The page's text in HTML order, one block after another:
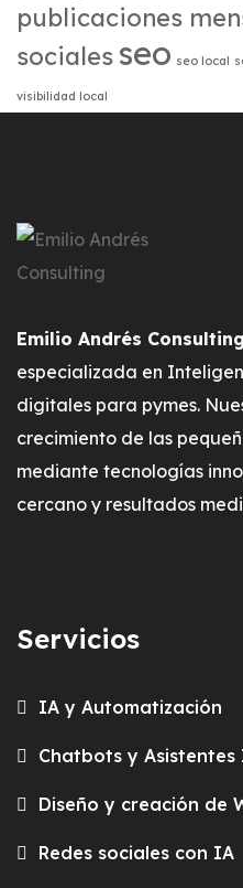
publicaciones
sociales seo seo local
visibilidad local
Emilio Andrés Consulting
especializada en
digitales para pymes.
crecimiento de las
mediante tecnologías
cercano y resultados
Servicios
IA y Automatización
Chatbots y Asistentes
Diseño y creación de
Redes sociales con IA